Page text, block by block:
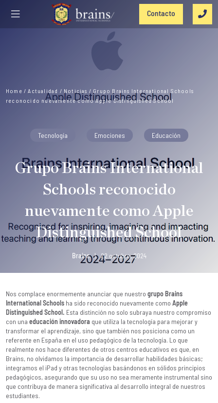
Contacto
Home /Actualidad / Noticias / Grupo Brains International Schools
reconocido nuevamente como Apple Distinguished School
Tecnología Emociones Educación
Grupo Brains International
Schools reconocido
nuevamente como Apple
Distinguished School
Brains | 22 octubre, 2024
Nos complace enormemente anunciar que nuestro grupo Brains
International Schools ha sido reconocido nuevamente como Apple
Distinguished School. Esta distinción no solo subraya nuestro compromiso
con una educación innovadora que utiliza la tecnología para mejorar y
transformar el aprendizaje, sino que también nos posiciona como un
referente en España en el uso pedagógico de la tecnología. Lo que
realmente nos hace diferentes de otros centros educativos es que, en
Brains, no olvidamos la importancia de desarrollar habilidades básicas;
integramos el iPad y otras tecnologías basándonos en sólidos principios
pedagógicos, asegurando que su uso no sea meramente instrumental sino
que contribuya de manera significativa al desarrollo integral de nuestros
estudiantes.